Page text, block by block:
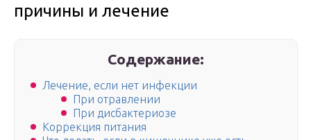
причины и лечение
Содержание:
Лечение, если нет инфекции
При отравлении
При дисбактериозе
Коррекция питания